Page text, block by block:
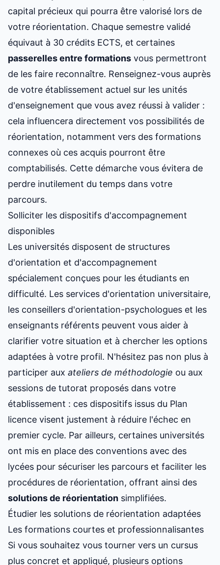
capital précieux qui pourra être valorisé lors de
votre réorientation. Chaque semestre validé
équivaut à 30 crédits ECTS, et certaines
passerelles entre formations vous permettront
de les faire reconnaître. Renseignez-vous auprès
de votre établissement actuel sur les unités
d'enseignement que vous avez réussi à valider :
cela influencera directement vos possibilités de
réorientation, notamment vers des formations
connexes où ces acquis pourront être
comptabilisés. Cette démarche vous évitera de
perdre inutilement du temps dans votre
parcours.
Solliciter les dispositifs d'accompagnement
disponibles
Les universités disposent de structures
d'orientation et d'accompagnement
spécialement conçues pour les étudiants en
difficulté. Les services d'orientation universitaire,
les conseillers d'orientation-psychologues et les
enseignants référents peuvent vous aider à
clarifier votre situation et à chercher les options
adaptées à votre profil. N'hésitez pas non plus à
participer aux ateliers de méthodologie ou aux
sessions de tutorat proposés dans votre
établissement : ces dispositifs issus du Plan
licence visent justement à réduire l'échec en
premier cycle. Par ailleurs, certaines universités
ont mis en place des conventions avec des
lycées pour sécuriser les parcours et faciliter les
procédures de réorientation, offrant ainsi des
solutions de réorientation simplifiées.
Étudier les solutions de réorientation adaptées
Les formations courtes et professionnalisantes
Si vous souhaitez vous tourner vers un cursus
plus concret et appliqué, plusieurs options